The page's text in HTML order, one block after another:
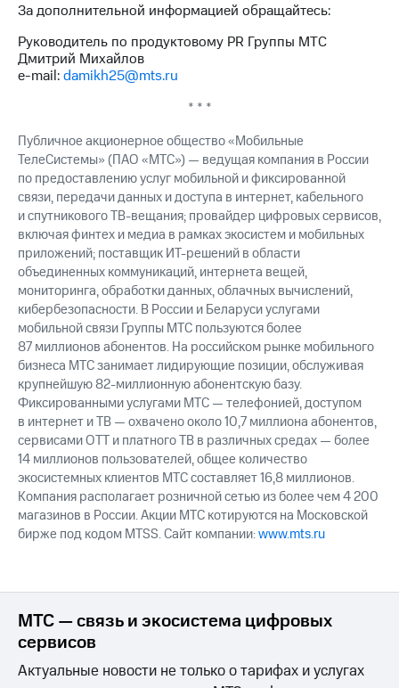
За дополнительной информацией обращайтесь:
Руководитель по продуктовому PR Группы МТС
Дмитрий Михайлов
e-mail:damikh25@mts.ru
* * *
Публичное акционерное общество «Мобильные
ТелеСистемы» (ПАО «МТС») — ведущая компания в России
по предоставлению услуг мобильной и фиксированной
связи, передачи данных и доступа в интернет, кабельного
и спутникового ТВ-вещания; провайдер цифровых сервисов,
включая финтех и медиа в рамках экосистем и мобильных
приложений; поставщик ИТ-решений в области
объединенных коммуникаций, интернета вещей,
мониторинга, обработки данных, облачных вычислений,
кибербезопасности. В России и Беларуси услугами
мобильной связи Группы МТС пользуются более
87 миллионов абонентов. На российском рынке мобильного
бизнеса МТС занимает лидирующие позиции, обслуживая
крупнейшую 82-миллионную абонентскую базу.
Фиксированными услугами МТС — телефонией, доступом
в интернет и ТВ — охвачено около 10,7 миллиона абонентов,
сервисами OTT и платного ТВ в различных средах — более
14 миллионов пользователей, общее количество
экосистемных клиентов МТС составляет 16,8 миллионов.
Компания располагает розничной сетью из более чем 4 200
магазинов в России. Акции МТС котируются на Московской
бирже под кодом MTSS. Сайт компании:www.mts.ru
МТС — связь и экосистема цифровых
сервисов
Актуальные новости не только о тарифах и услугах